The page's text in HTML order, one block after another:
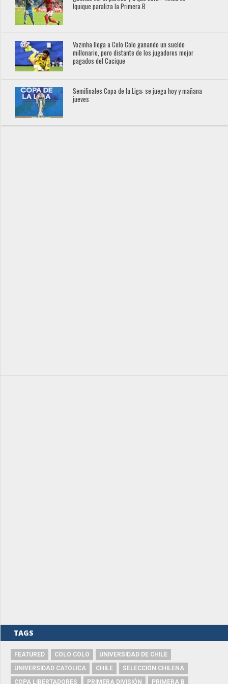
Iquique paraliza la Primera B
Vozinha llega a Colo Colo ganando un sueldo
millonario, pero distante de los jugadores mejor
pagados del Cacique
Semifinales Copa de la Liga: se juega hoy y mañana
jueves
TAGS
FEATURED COLO COLO
UNIVERSIDAD DE CHILE
UNIVERSIDAD CATÓLICA
CHILE
SELECCIÓN CHILENA
COPA LIBERTADORES
PRIMERA DIVISIÓN
PRIMERA B